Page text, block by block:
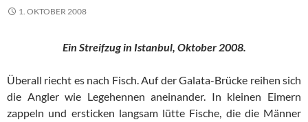
1. OKTOBER 2008
Ein Streifzug in Istanbul, Oktober 2008.
Überall riecht es nach Fisch. Auf der Galata-Brücke reihen sich
die Angler wie Legehennen aneinander. In kleinen Eimern
zappeln und ersticken langsam lütte Fische, die die Männer